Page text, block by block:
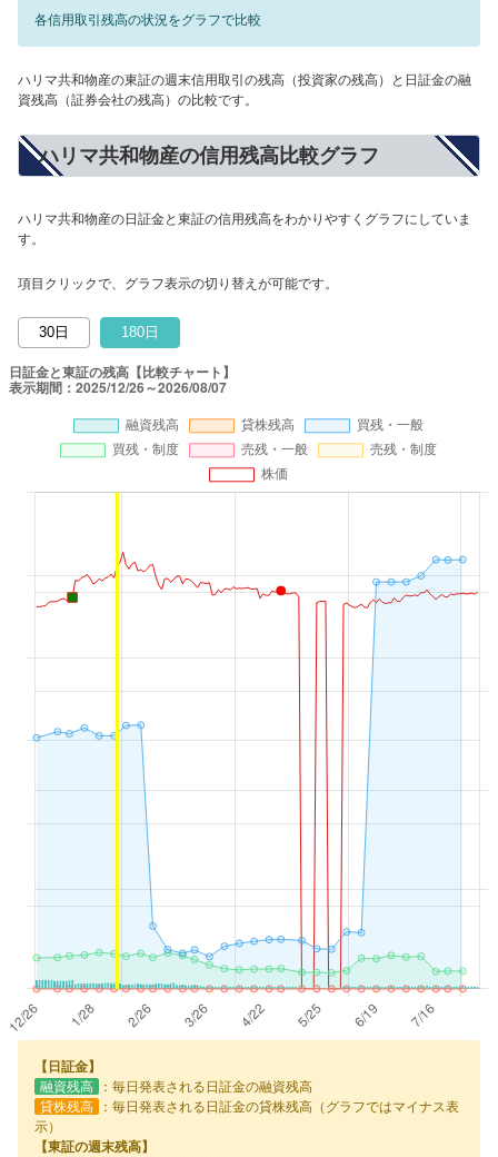
各信用取引残高の状況をグラフで比較
ハリマ共和物産の東証の週末信用取引の残高（投資家の残高）と日証金の融
資残高（証券会社の残高）の比較です。
ハリマ共和物産の信用残高比較グラフ
ハリマ共和物産の日証金と東証の信用残高をわかりやすくグラフにしていま
す。
項目クリックで、グラフ表示の切り替えが可能です。
30日 180日
【日証金】
融資残高
：毎日発表される日証金の融資残高
貸株残高
：毎日発表される日証金の貸株残高（グラフではマイナス表
示）
【東証の週末残高】